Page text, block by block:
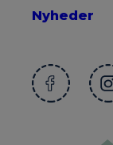
Nyheder